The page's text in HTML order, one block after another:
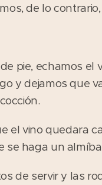
de lo
pie, echamos
y dejamos que
el vino quedara
se haga un
de servir y las